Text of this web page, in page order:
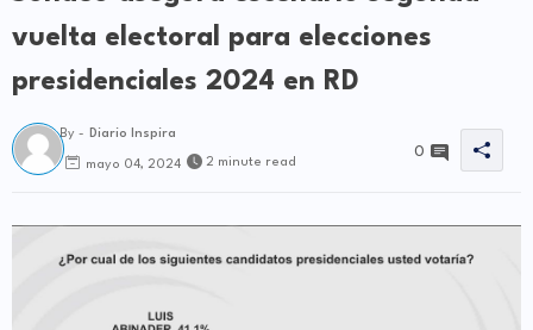
vuelta electoral para elecciones
presidenciales 2024 en RD
By - Diario Inspira
mayo 04, 2024 2 minute read
0